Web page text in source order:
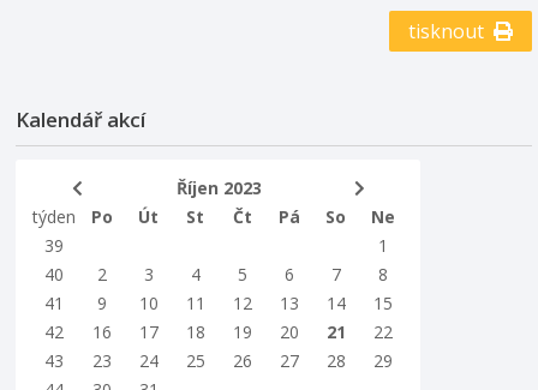
tisknout
Kalendář akcí
Říjen 2023
týden
Po Út St Čt Pá So
Ne
39
1
40
2 3 4 5 6 7
8
41
9 10 11 12 13 14
15
42
16 17 18 19 20 21
22
43
23 24 25 26 27 28
29